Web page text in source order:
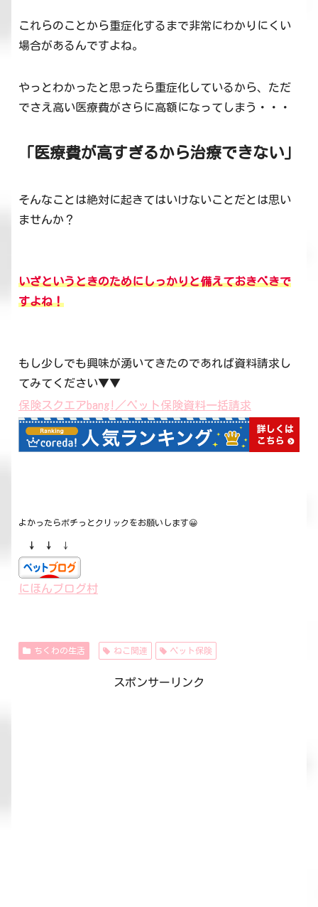
これらのことから重症化するまで非常にわかりにくい
場合があるんですよね。
やっとわかったと思ったら重症化しているから、ただ
でさえ高い医療費がさらに高額になってしまう・・・
「医療費が高すぎるから治療できない」
そんなことは絶対に起きてはいけないことだとは思い
ませんか？
いざというときのためにしっかりと備えておきべきで
すよね！
もし少しでも興味が湧いてきたのであれば資料請求し
てみてください▼▼
保険スクエアbang!／ペット保険資料一括請求
よかったらポチっとクリックをお願いします😀
↓ ↓ ↓
にほんブログ村
ちくわの生活 ねこ関連 ペット保険
スポンサーリンク